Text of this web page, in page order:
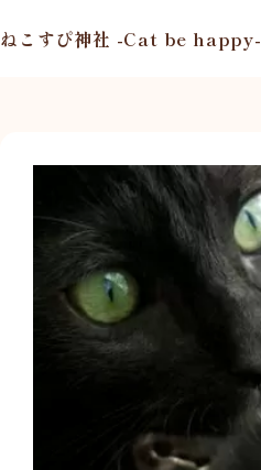
ン
ねこすぴ神社 -Cat be happy-